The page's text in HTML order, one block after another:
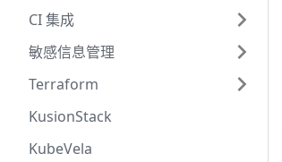
CI 集成
敏感信息管理
Terraform
KusionStack
KubeVela